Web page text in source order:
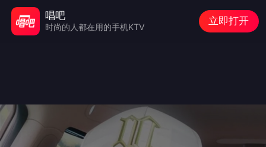
唱吧
时尚的人都在用的手机KTV
立即打开